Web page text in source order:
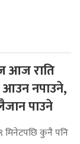
आज राति
नपाउने,
पाउने
मिनेटपछि कुनै पनि